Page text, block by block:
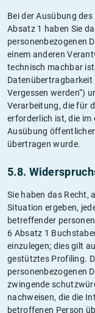
Bei der Ausübung
Absatz 1 haben Sie
personenbezogenen
einem anderen
technisch machbar
Datenübertragbarkeit
Vergessen werden“)
Verarbeitung, die für
erforderlich ist, die im
Ausübung
übertragen wurde.
5.8.
Sie haben das Recht,
Situation ergeben,
betreffender
6 Absatz 1
einzulegen; dies gilt
gestütztes Profiling.
personenbezogenen
zwingende
nachweisen, die die
betroffenen Person